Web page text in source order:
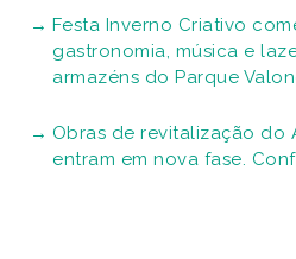
Festa Inverno Criativo
gastronomia, música e
armazéns do Parque
Obras de revitalização do
entram em nova fase.